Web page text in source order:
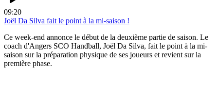
09:20
Joël Da Silva fait le point à la mi-saison !
Ce week-end annonce le début de la deuxième partie de saison. Le
coach d'Angers SCO Handball, Joël Da Silva, fait le point à la mi-
saison sur la préparation physique de ses joueurs et revient sur la
première phase.